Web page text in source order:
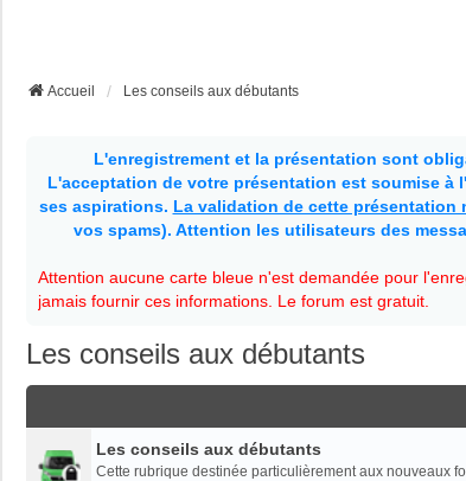
Accueil Les conseils aux débutants
L'enregistrement et la présentation sont
L'acceptation de votre présentation est soumise à
ses aspirations. La validation de cette présentation
vos spams). Attention les utilisateurs des
Attention aucune carte bleue n'est demandée pour
jamais fournir ces informations. Le forum est gratuit.
Les conseils aux débutants
Les conseils aux débutants
Cette rubrique destinée particulièrement aux nouveaux